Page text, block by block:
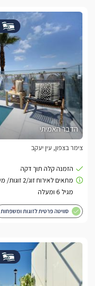
הדבר האמיתי
צימר בצפון, עין יעקב
סוויטה פרטית לזוגות ומשפחות